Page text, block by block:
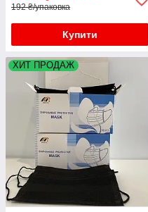
192 ₴/упаковка
Купити
ХИТ ПРОДАЖ